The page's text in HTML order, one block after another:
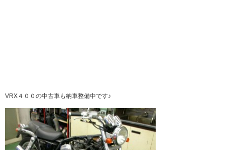
VRX４００の中古車も納車整備中です♪